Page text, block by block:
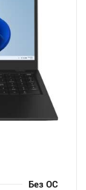
Без ОС